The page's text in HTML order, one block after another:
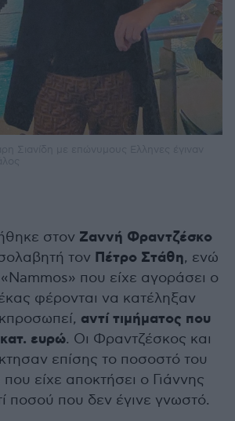
στον Ζαννή Φραντζέσκο
τον Πέτρο Στάθη, ενώ
που είχε αγοράσει ο
φέρονται να κατέληξαν
αντί τιμήματος που
ευρώ. Οι Φραντζέσκος και
επίσης το ποσοστό του
είχε αποκτήσει ο Γιάννης
ποσού που δεν έγινε γνωστό.